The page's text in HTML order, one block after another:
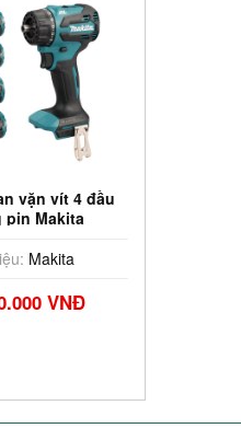
vặn vít 4 đầu
pin Makita
Sạc)Makita
VNĐ